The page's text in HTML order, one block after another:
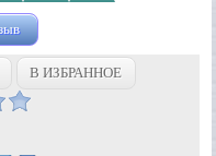
В ИЗБРАННОЕ